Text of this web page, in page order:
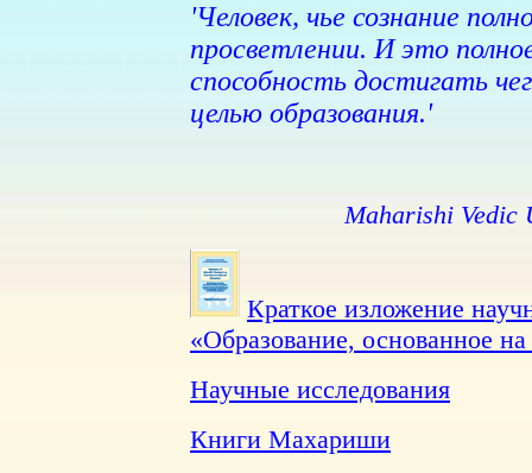
'Человек, чье сознание
просветлении. И это
способность достигать
целью образования.'
Maharishi Vedic
Краткое изложение
«Образование, основанное
Научные исследования
Книги Махариши